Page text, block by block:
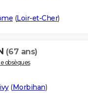
(Loir-et-Cher)
(67 ans)
obsèques
(Morbihan)